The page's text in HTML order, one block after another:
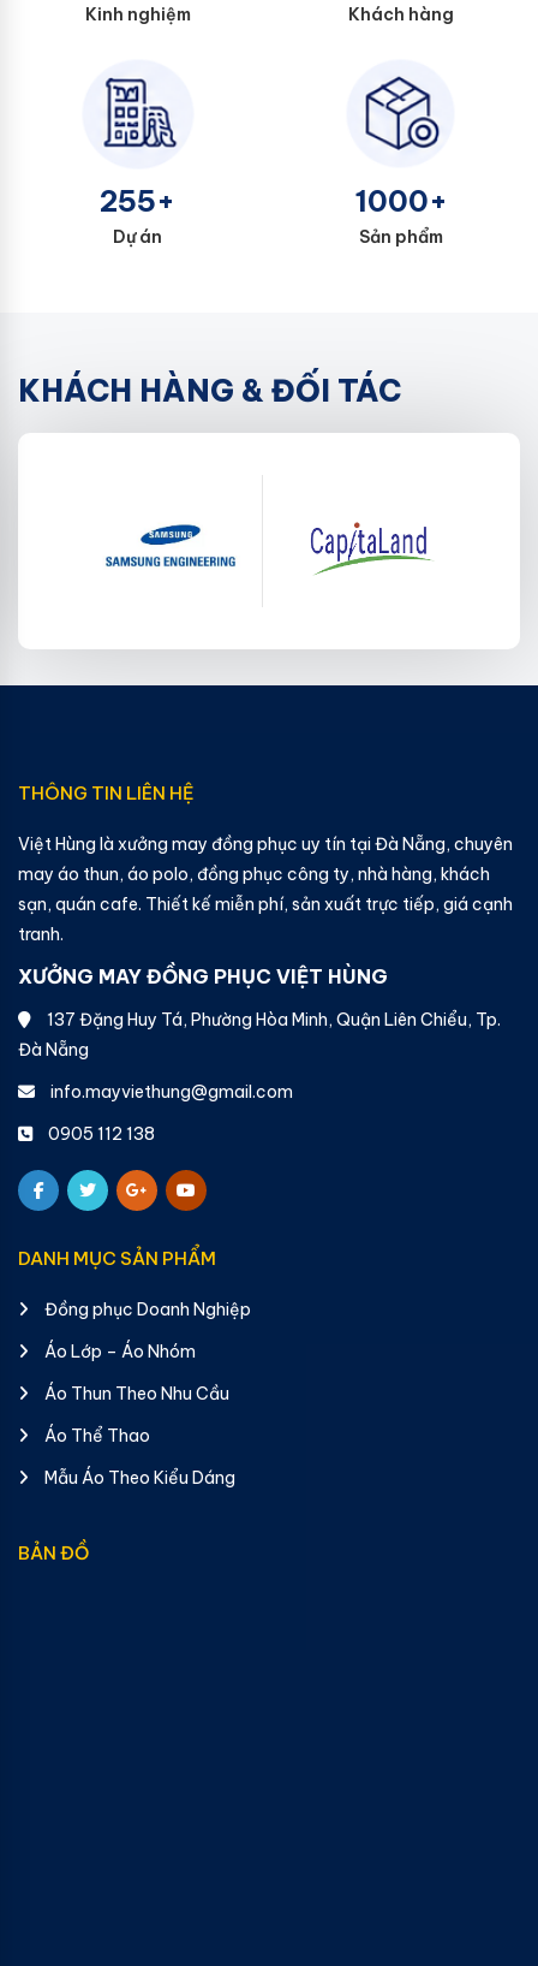
Kinh nghiệm Khách hàng
255+
Dự án
1000+
Sản phẩm
KHÁCH HÀNG & ĐỐI TÁC
THÔNG TIN LIÊN HỆ
Việt Hùng là xưởng may đồng phục uy tín tại Đà Nẵng, chuyên
may áo thun, áo polo, đồng phục công ty, nhà hàng, khách
sạn, quán cafe. Thiết kế miễn phí, sản xuất trực tiếp, giá cạnh
tranh.
XƯỞNG MAY ĐỒNG PHỤC VIỆT HÙNG
137 Đặng Huy Tá, Phường Hòa Minh, Quận Liên Chiểu, Tp.
Đà Nẵng
info.mayviethung@gmail.com
0905 112 138
DANH MỤC SẢN PHẨM
Đồng phục Doanh Nghiệp
Áo Lớp – Áo Nhóm
Áo Thun Theo Nhu Cầu
Áo Thể Thao
Mẫu Áo Theo Kiểu Dáng
BẢN ĐỒ